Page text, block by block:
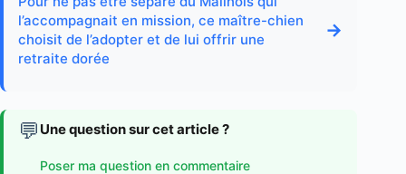
l’accompagnait en mission, ce maître-chien
choisit de l’adopter et de lui offrir une
retraite dorée
→
💬 Une question sur cet article ?
Poser ma question en commentaire